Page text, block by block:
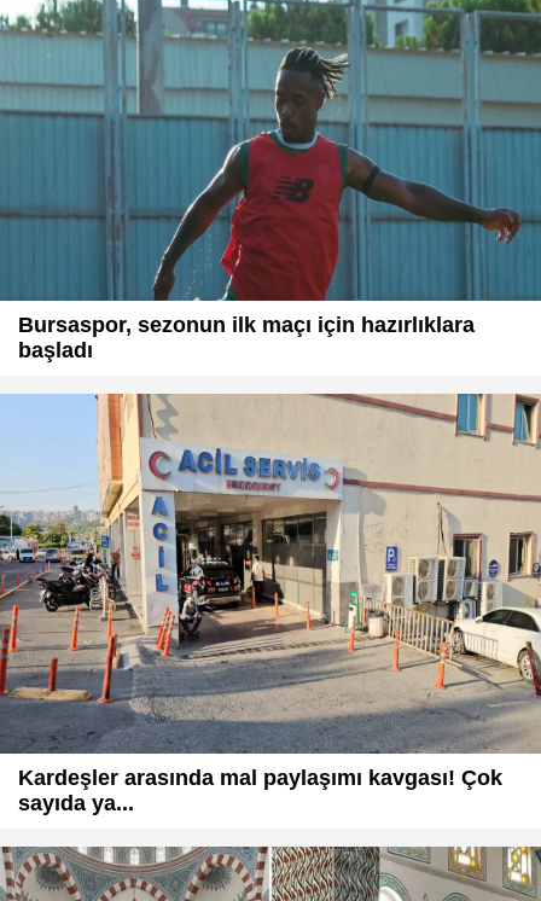
Bursaspor, sezonun ilk maçı için hazırlıklara
başladı
Kardeşler arasında mal paylaşımı kavgası! Çok
sayıda ya...